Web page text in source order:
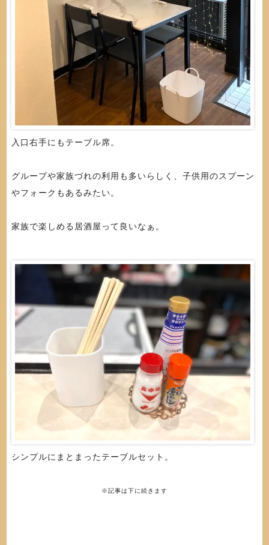
入口右手にもテーブル席。
グループや家族づれの利用も多いらしく、子供用のスプーン
やフォークもあるみたい。
家族で楽しめる居酒屋って良いなぁ。
シンプルにまとまったテーブルセット。
※記事は下に続きます